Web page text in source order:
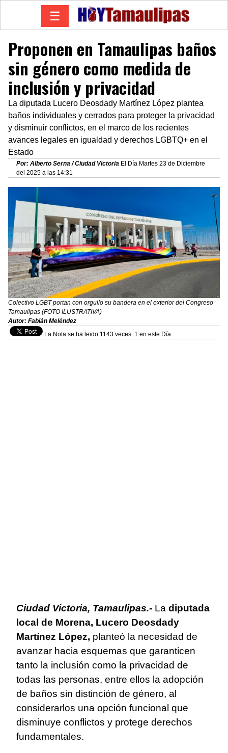
☰
Proponen en Tamaulipas baños
sin género como medida de
inclusión y privacidad
La diputada Lucero Deosdady Martínez López plantea
baños individuales y cerrados para proteger la privacidad
y disminuir conflictos, en el marco de los recientes
avances legales en igualdad y derechos LGBTQ+ en el
Estado
Por: Alberto Serna / Ciudad Victoria El Día Martes 23 de Diciembre
del 2025 a las 14:31
Colectivo LGBT portan con orgullo su bandera en el exterior del Congreso
Tamaulipas (FOTO ILUSTRATIVA)
Autor: Fabián Meléndez
La Nota se ha leido 1143 veces. 1 en este Día.
Ciudad Victoria, Tamaulipas.- La diputada
local de Morena, Lucero Deosdady
Martínez López, planteó la necesidad de
avanzar hacia esquemas que garanticen
tanto la inclusión como la privacidad de
todas las personas, entre ellos la adopción
de baños sin distinción de género, al
considerarlos una opción funcional que
disminuye conflictos y protege derechos
fundamentales.